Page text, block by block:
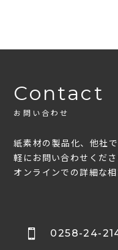
Contact
お問い合わせ
紙素材の製品化、他社
軽にお問い合わせくださ
オンラインでの詳細な相
0258-24-